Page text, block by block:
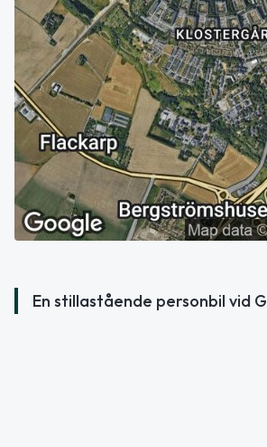
En stillastående personbil vid